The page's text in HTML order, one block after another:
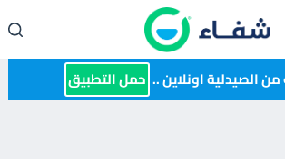
الصيدلية اونلاين .. حمل التطبيق